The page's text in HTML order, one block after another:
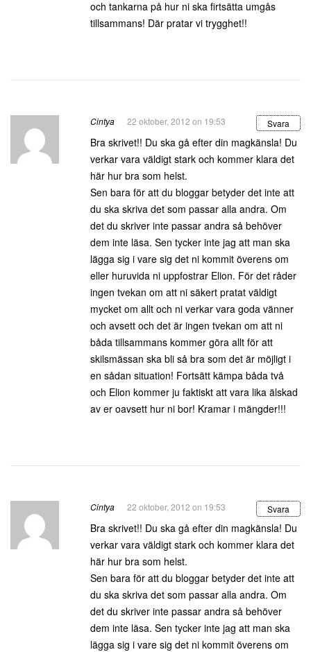
och tankarna på hur ni ska firtsätta umgås
tillsammans! Där pratar vi trygghet!!
Cintya 22 oktober, 2012 on 19:53 Svara
Bra skrivet!! Du ska gå efter din magkänsla! Du
verkar vara väldigt stark och kommer klara det
här hur bra som helst.
Sen bara för att du bloggar betyder det inte att
du ska skriva det som passar alla andra. Om
det du skriver inte passar andra så behöver
dem inte läsa. Sen tycker inte jag att man ska
lägga sig i vare sig det ni kommit överens om
eller huruvida ni uppfostrar Elion. För det råder
ingen tvekan om att ni säkert pratat väldigt
mycket om allt och ni verkar vara goda vänner
och avsett och det är ingen tvekan om att ni
båda tillsammans kommer göra allt för att
skilsmässan ska bli så bra som det är möjligt i
en sådan situation! Fortsätt kämpa båda två
och Elion kommer ju faktiskt att vara lika älskad
av er oavsett hur ni bor! Kramar i mängder!!!
Cintya 22 oktober, 2012 on 19:53 Svara
Bra skrivet!! Du ska gå efter din magkänsla! Du
verkar vara väldigt stark och kommer klara det
här hur bra som helst.
Sen bara för att du bloggar betyder det inte att
du ska skriva det som passar alla andra. Om
det du skriver inte passar andra så behöver
dem inte läsa. Sen tycker inte jag att man ska
lägga sig i vare sig det ni kommit överens om